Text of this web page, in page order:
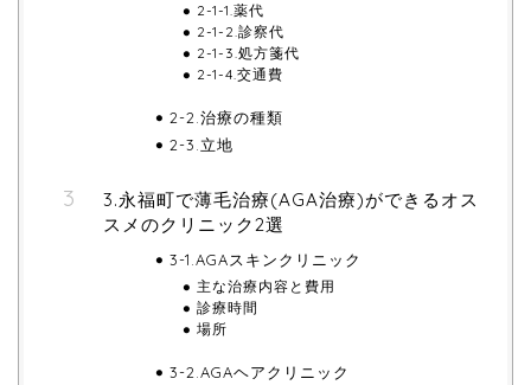
2-1-1.薬代
2-1-2.診察代
2-1-3.処方箋代
2-1-4.交通費
2-2.治療の種類
2-3.立地
3.永福町で薄毛治療(AGA治療)ができるオス
スメのクリニック2選
3-1.AGAスキンクリニック
主な治療内容と費用
診療時間
場所
3-2.AGAヘアクリニック